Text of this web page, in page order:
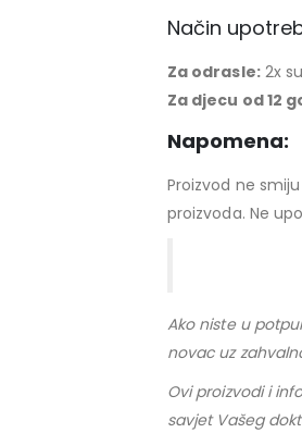
Način
Za odrasle:2x
Za djecu od 12
Napomena:
Proizvod ne
proizvoda. Ne
Ako niste u
novac uz
Ovi proizvodi i
savjet Vašeg